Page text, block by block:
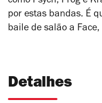
por estas bandas. É
baile de salão a
Detalhes